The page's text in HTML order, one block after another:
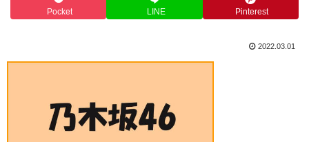
Pocket LINE Pinterest
2022.03.01